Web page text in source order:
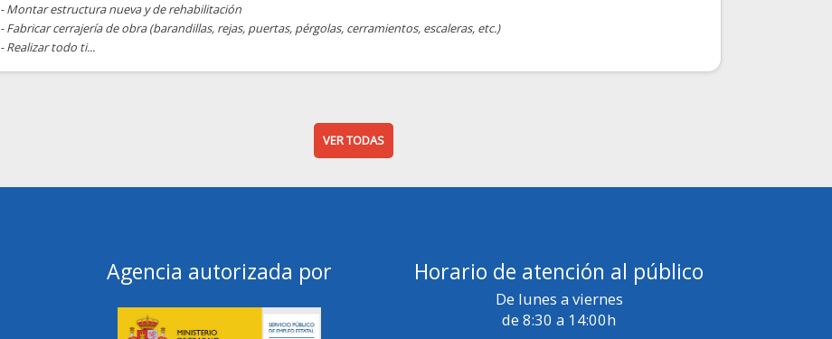
- Montar estructura nueva y de rehabilitación
- Fabricar cerrajería de obra (barandillas, rejas, puertas, pérgolas, cerramientos, escaleras, etc.)
- Realizar todo ti...
VER TODAS
Agencia autorizada por Horario de atención al público
De lunes a viernes
de 8:30 a 14:00h